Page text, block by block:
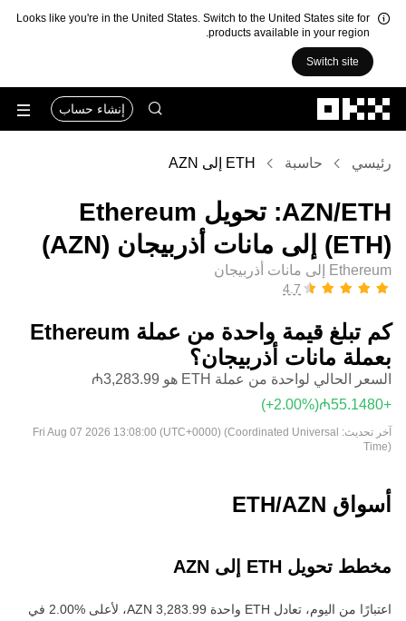
Looks like you're in the United States. Switch to the United States site for
products available in your region.
Switch site
إنشاء حساب
رئيسي حاسبة ETH إلى AZN
‏ETH/‏AZN: تحويل ‏Ethereum
(‏ETH) إلى ‏مانات أذربيجان (‏AZN)
Ethereum إلى مانات أذربيجان
كم تبلغ قيمة واحدة من عملة ‏Ethereum
بعملة ‏مانات أذربيجان؟
السعر الحالي لواحدة من عملة ETH هو ‏‎‏‎3,283.99‏‏₼‏
(‏‎+2.00‎%‎‏)
آخر تحديث: Fri Aug 07 2026 13:08:00 (UTC+0000) (Coordinated Universal
Time)
أسواق ETH/AZN
مخطط تحويل ETH إلى AZN
اعتبارًا من اليوم، تعادل ETH واحدة ‏‎‏‎3,283.99‏‏ AZN‏، لأعلى‏ ‏‎2.00‎%‎‏ في